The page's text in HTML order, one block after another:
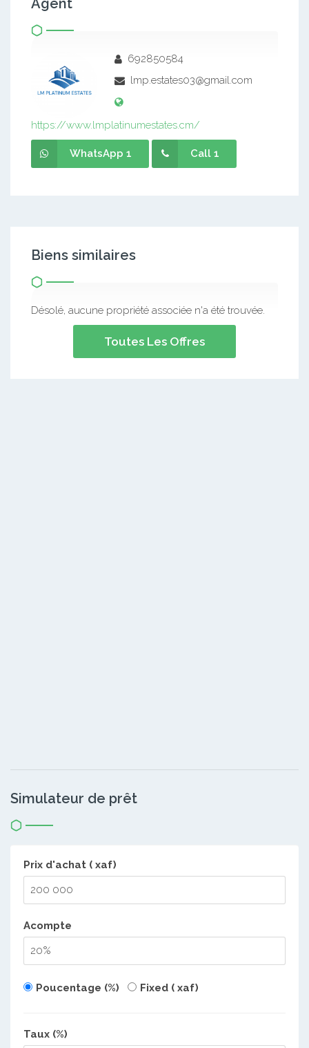
692850584
lmp.estates03@gmail.com
https://www.lmplatinumestates.cm/
WhatsApp 1 Call 1
Biens similaires
Désolé, aucune propriété associée n'a été trouvée.
Toutes Les Offres
Simulateur de prêt
Prix d'achat ( xaf)
Acompte
Poucentage (%) Fixed ( xaf)
Taux (%)